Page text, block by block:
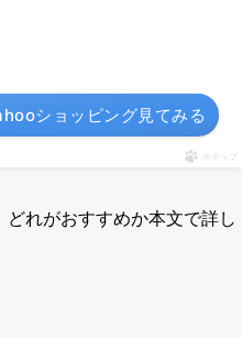
ショッピング見てみる
ポチップ
れがおすすめか本文で詳し